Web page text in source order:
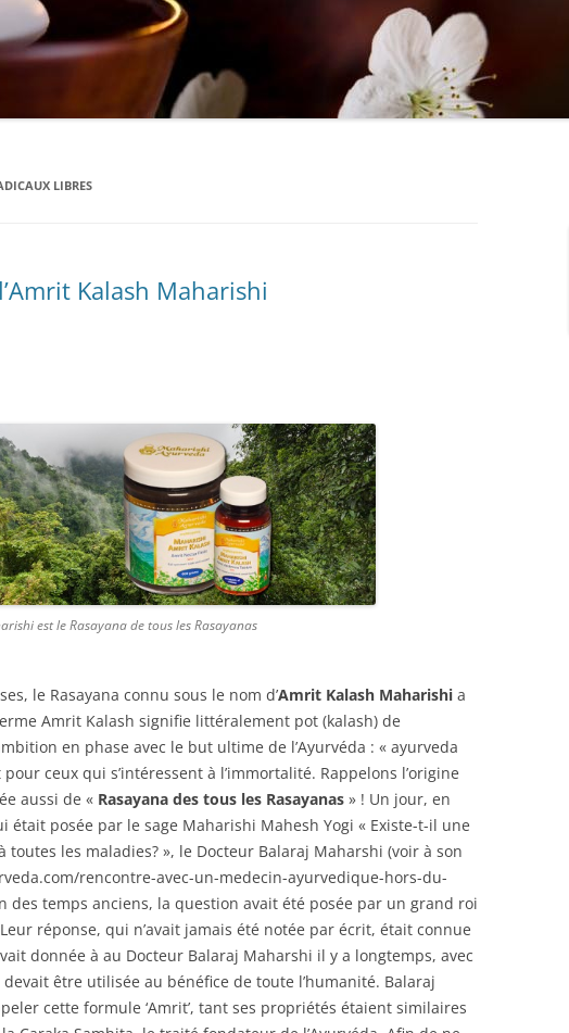
THÉORIES
LIBRES
Kalash Maharishi
est le Rasayana de tous les Rasayanas
le Rasayana connu sous le nom d’Amrit Kalash Maharishi a
Amrit Kalash signifie littéralement pot (kalash) de
en phase avec le but ultime de l’Ayurvéda : « ayurveda
ceux qui s’intéressent à l’immortalité. Rappelons l’origine
aussi de « Rasayana des tous les Rasayanas » ! Un jour, en
était posée par le sage Maharishi Mahesh Yogi « Existe-t-il une
les maladies? », le Docteur Balaraj Maharshi (voir à son
rencontre-avec-un-medecin-ayurvedique-hors-du-
des temps anciens, la question avait été posée par un grand roi
réponse, qui n’avait jamais été notée par écrit, était connue
donnée à au Docteur Balaraj Maharshi il y a longtemps, avec
être utilisée au bénéfice de toute l’humanité. Balaraj
cette formule ‘Amrit’, tant ses propriétés étaient similaires